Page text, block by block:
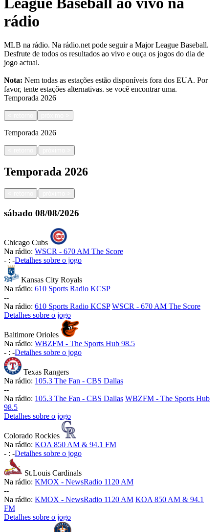
rádio
MLB na rádio. Na rádio.net pode seguir a Major League Baseball.
Desfrute de todos os resultados ao vivo e ouça os jogos do dia de
jogo actual.
Nota: Nem todas as estações estão disponíveis fora dos EUA. Por
favor, tente estações alternativas. se você encontrar uma.
Temporada 2026
Temporada 2026
|
Temporada 2026
|
sábado 08/08/2026
Chicago Cubs
Na rádio: WSCR - 670 AM The Score
- : -Detalhes sobre o jogo
Kansas City Royals
Na rádio: 610 Sports Radio KCSP
--
Na rádio: 610 Sports Radio KCSP WSCR - 670 AM The Score
Detalhes sobre o jogo
Baltimore Orioles
Na rádio: WBZFM - The Sports Hub 98.5
- : -Detalhes sobre o jogo
Texas Rangers
Na rádio: 105.3 The Fan - CBS Dallas
--
Na rádio: 105.3 The Fan - CBS Dallas WBZFM - The Sports Hub
98.5
Detalhes sobre o jogo
Colorado Rockies
Na rádio: KOA 850 AM & 94.1 FM
- : -Detalhes sobre o jogo
St.Louis Cardinals
Na rádio: KMOX - NewsRadio 1120 AM
--
Na rádio: KMOX - NewsRadio 1120 AM KOA 850 AM & 94.1
FM
Detalhes sobre o jogo